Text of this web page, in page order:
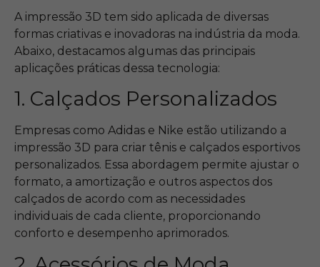
A impressão 3D tem sido aplicada de diversas
formas criativas e inovadoras na indústria da moda.
Abaixo, destacamos algumas das principais
aplicações práticas dessa tecnologia:
1. Calçados Personalizados
Empresas como Adidas e Nike estão utilizando a
impressão 3D para criar tênis e calçados esportivos
personalizados. Essa abordagem permite ajustar o
formato, a amortização e outros aspectos dos
calçados de acordo com as necessidades
individuais de cada cliente, proporcionando
conforto e desempenho aprimorados.